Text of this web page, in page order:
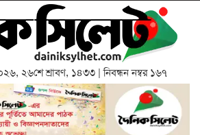
, ২৬শে শ্রাবণ, ১৪৩৩ | নিবন্ধন নম্বর ১৬৭